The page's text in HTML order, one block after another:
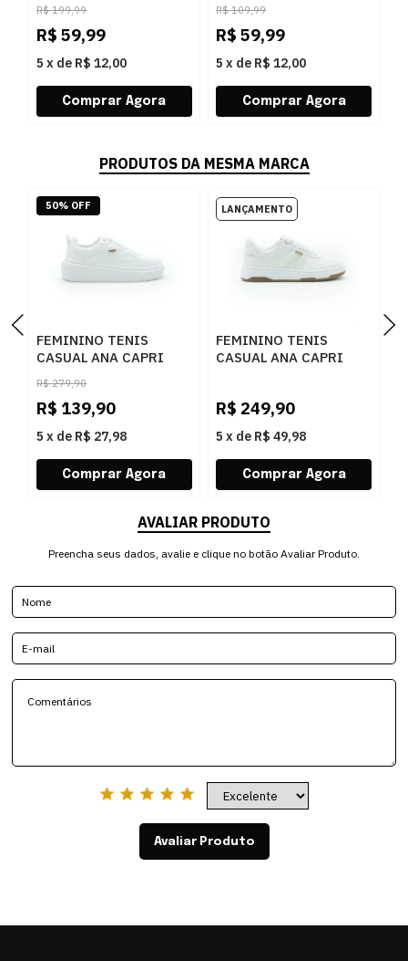
R$ 199,99
R$ 59,99
5 x de R$ 12,00
R$ 109,99
R$ 59,99
5 x de R$ 12,00
PRODUTOS DA MESMA MARCA
FEMININO TENIS
CASUAL ANA CAPRI
C3072300010001
BRANCO
R$ 279,90
R$ 139,90
5 x de R$ 27,98
50% OFF
FEMININO TENIS
CASUAL ANA CAPRI
R$ 249,90
5 x de R$ 49,98
AVALIAR PRODUTO
Preencha seus dados, avalie e clique no botão Avaliar Produto.
Avaliar Produto